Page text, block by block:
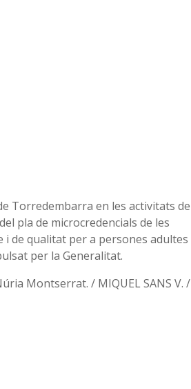
Torredembarra en les activitats de
pla de microcredencials de les
de qualitat per a persones adultes
per la Generalitat.
Montserrat. / MIQUEL SANS V. /